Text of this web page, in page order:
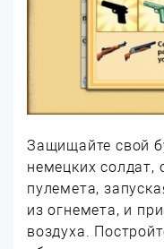
Защищайте свой
немецких солдат,
пулемета,
из огнемета, и
воздуха.